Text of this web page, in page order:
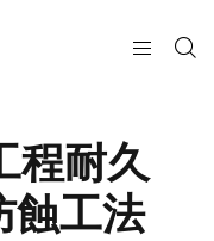
程耐久
蝕工法